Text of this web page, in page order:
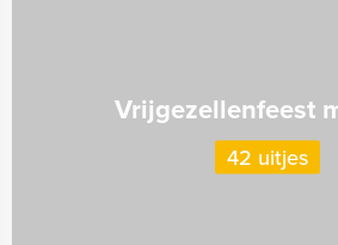
Vrijgezellenfeest
42 uitjes